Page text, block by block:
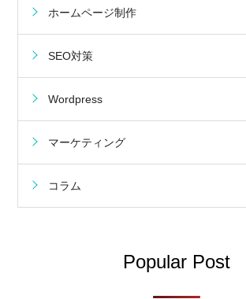
ホームページ制作
SEO対策
Wordpress
マーケティング
コラム
Popular Post